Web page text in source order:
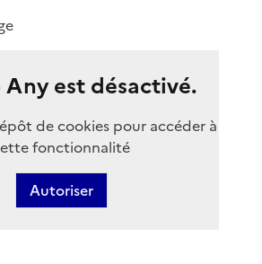
est désactivé.
de cookies pour accéder à
fonctionnalité
Autoriser